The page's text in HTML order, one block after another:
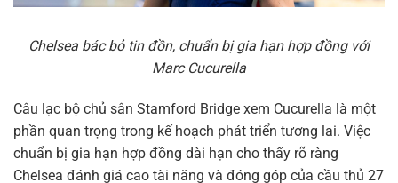
Chelsea bác bỏ tin đồn, chuẩn bị gia hạn hợp đồng với
Marc Cucurella
Câu lạc bộ chủ sân Stamford Bridge xem Cucurella là một
phần quan trọng trong kế hoạch phát triển tương lai. Việc
chuẩn bị gia hạn hợp đồng dài hạn cho thấy rõ ràng
Chelsea đánh giá cao tài năng và đóng góp của cầu thủ 27